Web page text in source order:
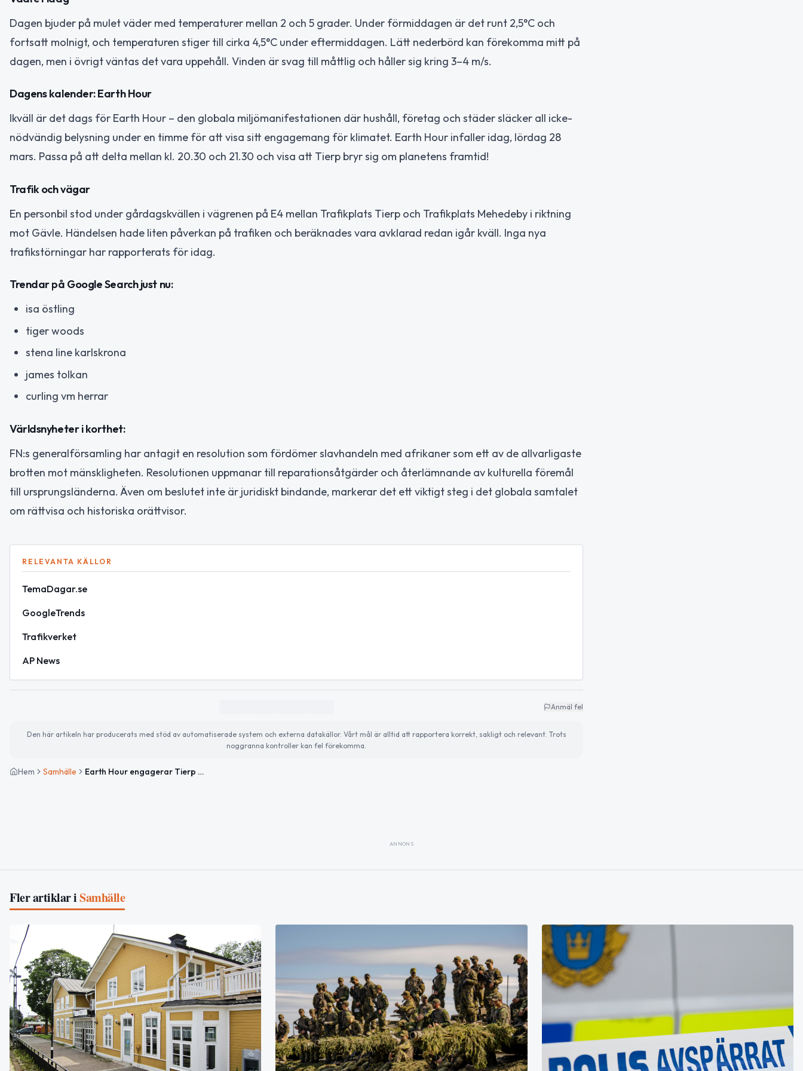
Dagen bjuder på mulet väder med temperaturer mellan 2 och 5 grader. Under förmiddagen är det runt 2,5°C och
fortsatt molnigt, och temperaturen stiger till cirka 4,5°C under eftermiddagen. Lätt nederbörd kan förekomma mitt på
dagen, men i övrigt väntas det vara uppehåll. Vinden är svag till måttlig och håller sig kring 3–4 m/s.
Dagens kalender: Earth Hour
Ikväll är det dags för Earth Hour – den globala miljömanifestationen där hushåll, företag och städer släcker all icke-
nödvändig belysning under en timme för att visa sitt engagemang för klimatet. Earth Hour infaller idag, lördag 28
mars. Passa på att delta mellan kl. 20.30 och 21.30 och visa att Tierp bryr sig om planetens framtid!
Trafik och vägar
En personbil stod under gårdagskvällen i vägrenen på E4 mellan Trafikplats Tierp och Trafikplats Mehedeby i riktning
mot Gävle. Händelsen hade liten påverkan på trafiken och beräknades vara avklarad redan igår kväll. Inga nya
trafikstörningar har rapporterats för idag.
Trendar på Google Search just nu:
isa östling
tiger woods
stena line karlskrona
james tolkan
curling vm herrar
Världsnyheter i korthet:
FN:s generalförsamling har antagit en resolution som fördömer slavhandeln med afrikaner som ett av de allvarligaste
brotten mot mänskligheten. Resolutionen uppmanar till reparationsåtgärder och återlämnande av kulturella föremål
till ursprungsländerna. Även om beslutet inte är juridiskt bindande, markerar det ett viktigt steg i det globala samtalet
om rättvisa och historiska orättvisor.
RELEVANTA KÄLLOR
TemaDagar.se
GoogleTrends
Trafikverket
AP News
Anmäl fel
Den här artikeln har producerats med stöd av automatiserade system och externa datakällor. Vårt mål är alltid att rapportera korrekt, sakligt och relevant. Trots
noggranna kontroller kan fel förekomma.
Hem Samhälle Earth Hour engagerar Tierp – släck lampan för klimatet ikväll
ANNONS
Fler artiklar iSamhälle